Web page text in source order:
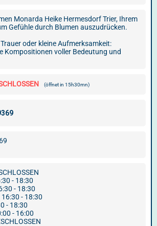
Monarda Heike Hermesdorf Trier, Ihrem
Gefühle durch Blumen auszudrücken.
oder kleine Aufmerksamkeit:
Kompositionen voller Bedeutung und
(öffnet in 15h30mn)
- 18:30
- 18:30
- 18:30
- 18:30
- 16:00